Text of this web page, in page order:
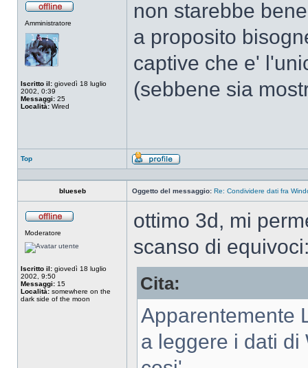
Amministratore
Iscritto il: giovedì 18 luglio
2002, 0:39
Messaggi: 25
Località: Wired
non starebbe
a proposito
captive che e'
(sebbene sia
Top
Profilo
blueseb Oggetto del messaggio: Re: Condividere dati fra
Moderatore
Iscritto il: giovedì 18 luglio
2002, 9:50
Messaggi: 15
Località: somewhere on the
dark side of the moon
ottimo 3d, mi
scanso di
Cita:
Apparentemente
a leggere i dati di